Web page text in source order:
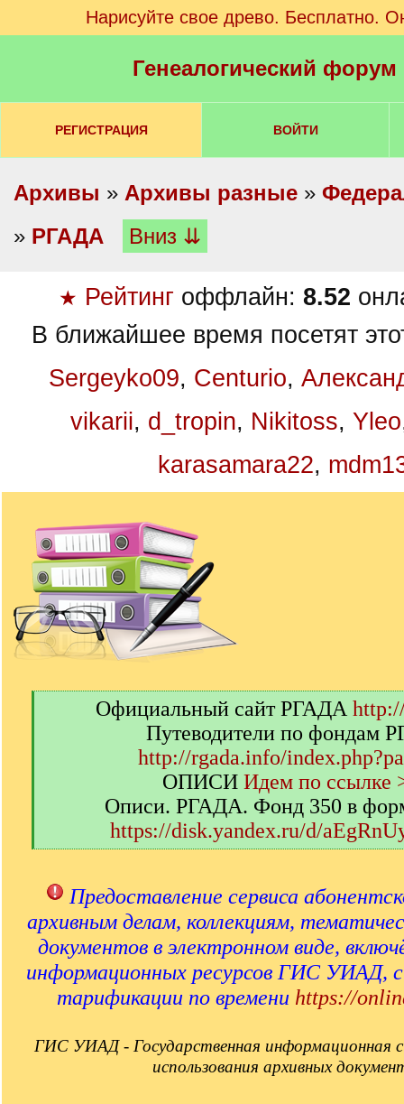
Нарисуйте свое древо. Бесплатно.
Генеалогический
РЕГИСТРАЦИЯ ВОЙТИ
Архивы » Архивы разные »
» РГАДА Вниз ⇊
★ Рейтинг оффлайн: 8.52
В ближайшее время посетят
Sergeyko09, Centurio,
vikarii, d_tropin, Nikitoss, Yleo
karasamara22,
Официальный сайт РГАДА
Путеводители по фондам
http://rgada.info/
ОПИСИ Идем по ссылке
Описи. РГАДА. Фонд 350 в
https://disk.yandex.ru/d/
[
Предоставление сервиса
архивным делам, коллекциям,
документов в электронном виде,
информационных ресурсов ГИС УИАД,
тарификации по времени https://
ГИС УИАД - Государственная информационная
использования архивных